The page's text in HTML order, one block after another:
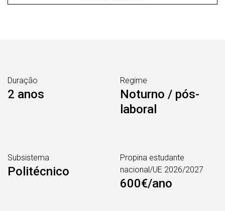
Duração
2 anos
Regime
Noturno / pós-
laboral
Subsistema
Politécnico
Propina estudante
nacional/UE 2026/2027
600€/ano